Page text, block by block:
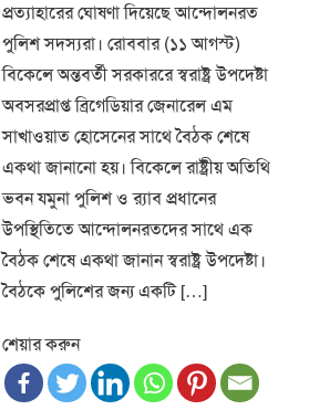
প্রত্যাহারের ঘোষণা দিয়েছে আন্দোলনরত
পুলিশ সদস্যরা। রোববার (১১ আগস্ট)
বিকেলে অন্তবর্তী সরকাররে স্বরাষ্ট্র উপদেষ্টা
অবসরপ্রাপ্ত ব্রিগেডিয়ার জেনারেল এম
সাখাওয়াত হোসেনের সাথে বৈঠক শেষে
একথা জানানো হয়। বিকেলে রাষ্ট্রীয় অতিথি
ভবন যমুনা পুলিশ ও র‍্যাব প্রধানের
উপস্থিতিতে আন্দোলনরতদের সাথে এক
বৈঠক শেষে একথা জানান স্বরাষ্ট্র উপদেষ্টা।
বৈঠকে পুলিশের জন্য একটি […]
শেয়ার করুন